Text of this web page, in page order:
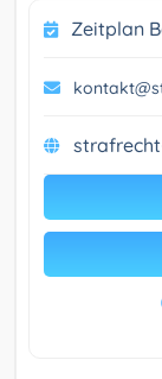
Zeitplan